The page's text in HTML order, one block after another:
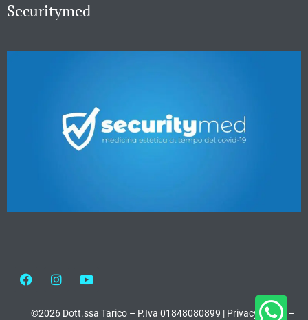
Securitymed
©2026 Dott.ssa Tarico – P.Iva 01848080899 | Privacy Policy –